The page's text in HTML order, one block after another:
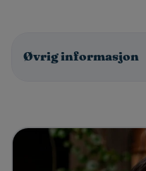
Øvrig informasjon